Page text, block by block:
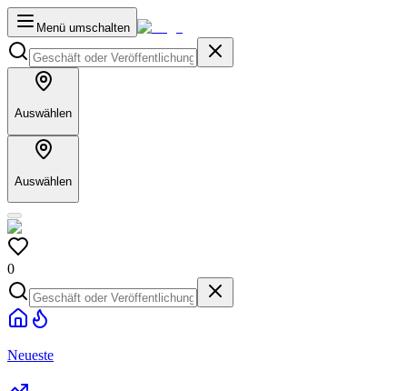
Menü umschalten
Auswählen
Auswählen
0
Neueste